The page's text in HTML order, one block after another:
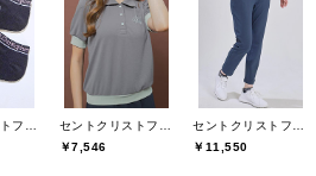
￥7,546
￥11,550